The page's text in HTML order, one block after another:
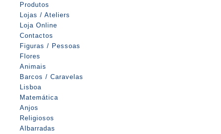
Produtos
Lojas / Ateliers
Loja Online
Contactos
Figuras / Pessoas
Flores
Animais
Barcos / Caravelas
Lisboa
Matemática
Anjos
Religiosos
Albarradas